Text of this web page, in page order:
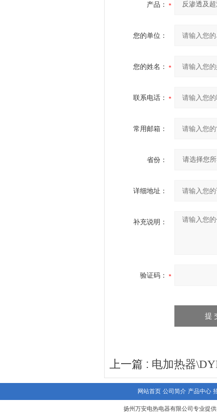
产品：
您的单位：
您的姓名：
联系电话：
常用邮箱：
省份：
详细地址：
补充说明：
验证码：
上一篇 : 电加热器
网站首页 公司简介 产品中心
扬州万安电热电器有限公司专业提供